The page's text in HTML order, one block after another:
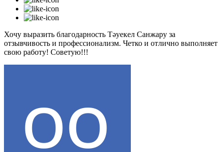
Хочу выразить благодарность Тәуекел Санжару за
отзывчивость и профессионализм. Четко и отлично выполняет
свою работу! Советую!!!